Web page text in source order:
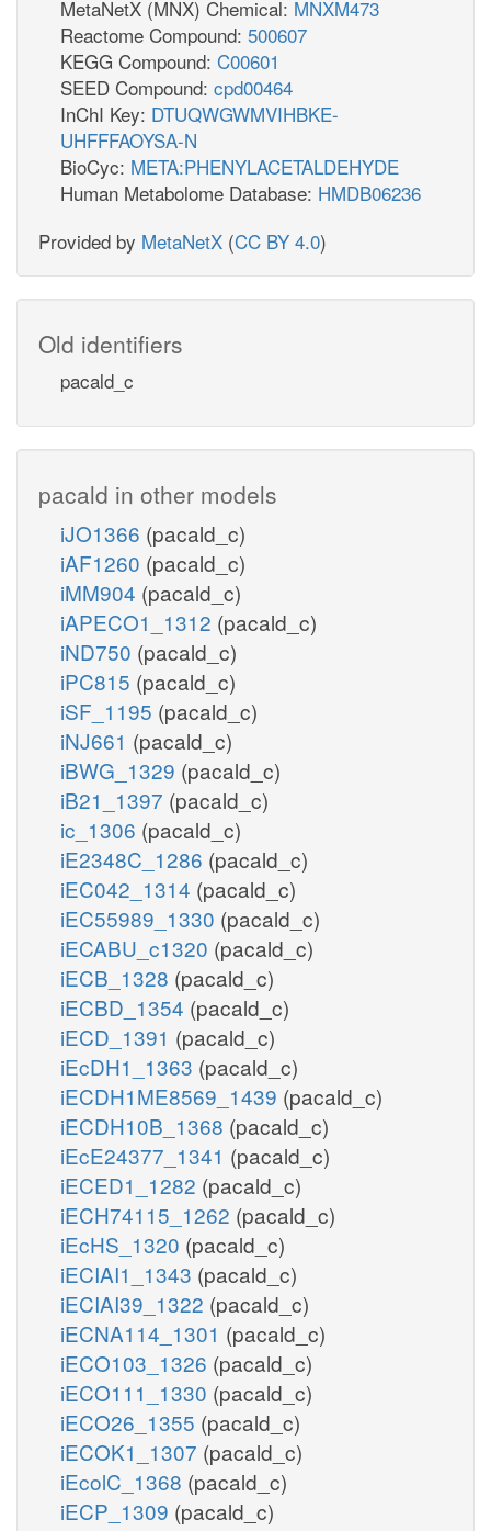
MetaNetX (MNX) Chemical: MNXM473
Reactome Compound: 500607
KEGG Compound: C00601
SEED Compound: cpd00464
InChI Key: DTUQWGWMVIHBKE-
UHFFFAOYSA-N
BioCyc: META:PHENYLACETALDEHYDE
Human Metabolome Database: HMDB06236
Provided by MetaNetX (CC BY 4.0)
Old identifiers
pacald_c
pacald in other models
iJO1366 (pacald_c)
iAF1260 (pacald_c)
iMM904 (pacald_c)
iAPECO1_1312 (pacald_c)
iND750 (pacald_c)
iPC815 (pacald_c)
iSF_1195 (pacald_c)
iNJ661 (pacald_c)
iBWG_1329 (pacald_c)
iB21_1397 (pacald_c)
ic_1306 (pacald_c)
iE2348C_1286 (pacald_c)
iEC042_1314 (pacald_c)
iEC55989_1330 (pacald_c)
iECABU_c1320 (pacald_c)
iECB_1328 (pacald_c)
iECBD_1354 (pacald_c)
iECD_1391 (pacald_c)
iEcDH1_1363 (pacald_c)
iECDH1ME8569_1439 (pacald_c)
iECDH10B_1368 (pacald_c)
iEcE24377_1341 (pacald_c)
iECED1_1282 (pacald_c)
iECH74115_1262 (pacald_c)
iEcHS_1320 (pacald_c)
iECIAI1_1343 (pacald_c)
iECIAI39_1322 (pacald_c)
iECNA114_1301 (pacald_c)
iECO103_1326 (pacald_c)
iECO111_1330 (pacald_c)
iECO26_1355 (pacald_c)
iECOK1_1307 (pacald_c)
iEcolC_1368 (pacald_c)
iECP_1309 (pacald_c)